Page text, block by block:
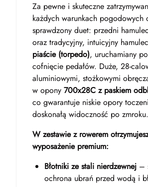
Za pewne i skuteczne
każdych warunkach pogodowych
sprawdzony duet: przedni hamulec
oraz tradycyjny, intuicyjny
piaście (torpedo), uruchamiany
cofnięcie pedałów. Duże, 28-
aluminiowymi, stożkowymi
w opony 700x28C z paskiem
co gwarantuje niskie opory
doskonałą widoczność po zmroku.
W zestawie z rowerem
wyposażenie premium:
Błotniki ze stali nierdzewnej –
ochrona ubrań przed wodą i